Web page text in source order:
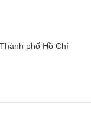
phố Hồ Chí